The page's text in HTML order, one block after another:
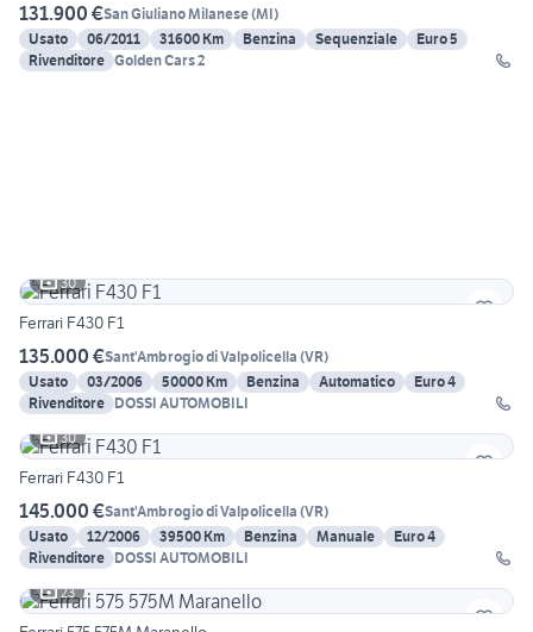
131.900 €San Giuliano Milanese(MI)
Usato
06/2011 31600 Km Benzina Sequenziale
Euro 5
Rivenditore Golden Cars 2
30
Ferrari F430 F1
135.000 €Sant'Ambrogio di Valpolicella (VR)
Usato
03/2006 50000 Km Benzina Automatico
Euro 4
Rivenditore DOSSI AUTOMOBILI
30
Ferrari F430 F1
145.000 €Sant'Ambrogio di Valpolicella (VR)
Usato
12/2006 39500 Km Benzina Manuale
Euro 4
Rivenditore DOSSI AUTOMOBILI
23